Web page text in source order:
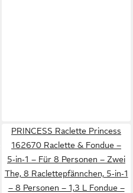
PRINCESS Raclette Princess
162670 Raclette & Fondue –
5‑in‑1 – Für 8 Personen – Zwei
The, 8 Raclettepfännchen, 5‑in‑1
– 8 Personen – 1,3 L Fondue –